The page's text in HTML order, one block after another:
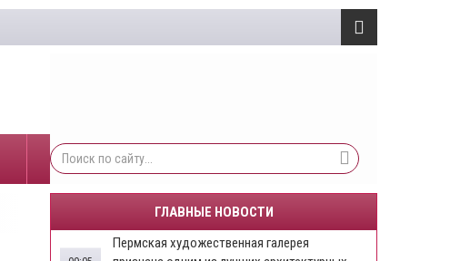
ГЛАВНЫЕ НОВОСТИ
Пермская художественная галерея